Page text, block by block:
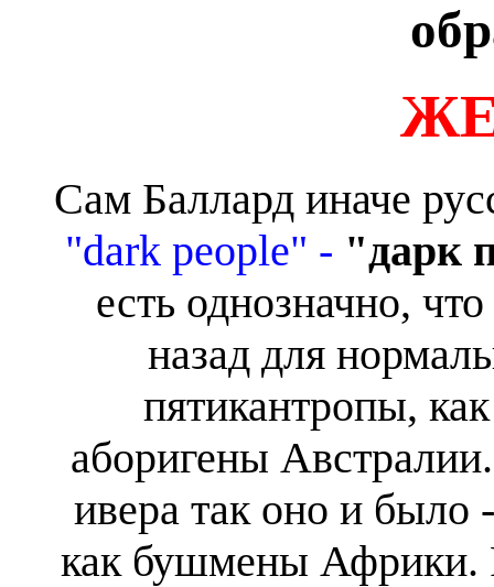
Сам Баллард иначе
"dark people" - "дарк
есть однозначно,
назад для
пятикантропы,
аборигены
ивера так оно и было
как бушмены Африки.